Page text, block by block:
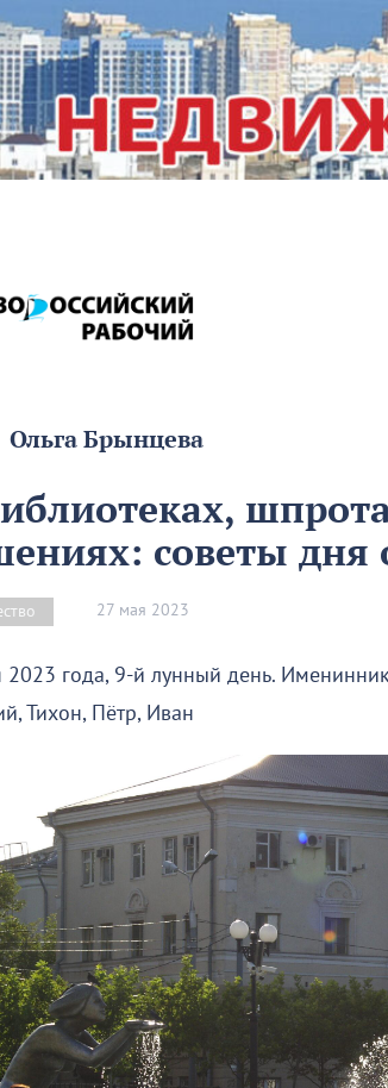
Ольга Брынцева
советы дня
27 мая 2023
2023 года, 9-й лунный день.
Тихон, Пётр, Иван